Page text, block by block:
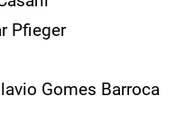
Pfieger
Gomes Barroca